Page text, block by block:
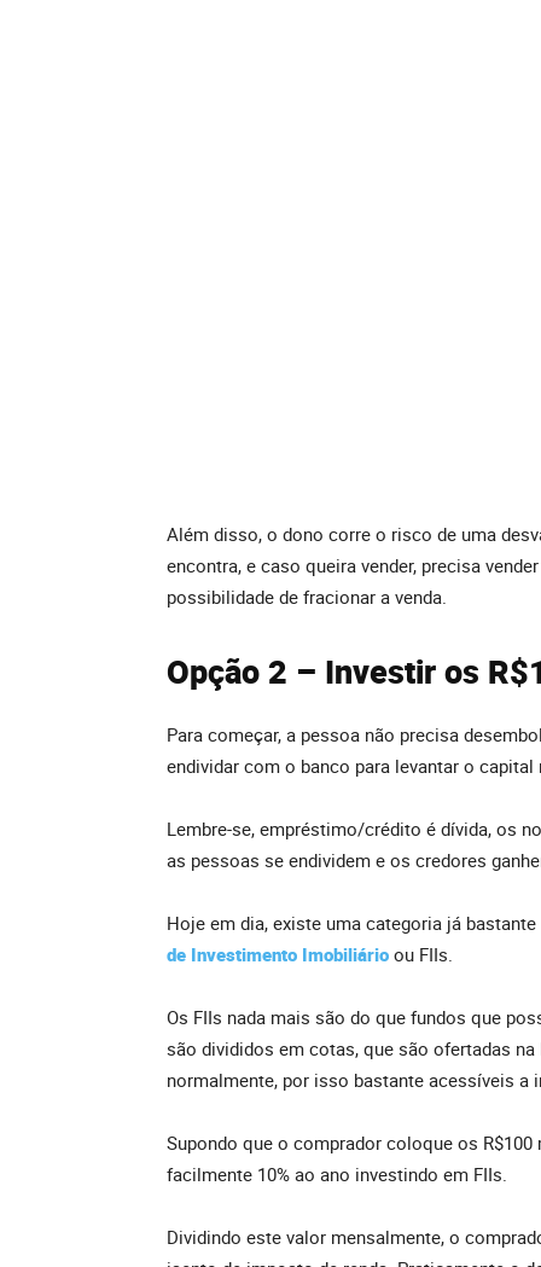
Além disso, o dono corre o risco de uma
encontra, e caso queira vender, precisa
possibilidade de fracionar a venda.
Opção 2 – Investir os
Para começar, a pessoa não precisa
endividar com o banco para levantar o capital
Lembre-se, empréstimo/crédito é dívida, os
as pessoas se endividem e os credores
Hoje em dia, existe uma categoria já
de Investimento Imobiliário ou FIIs.
Os FIIs nada mais são do que fundos que
são divididos em cotas, que são ofertadas
normalmente, por isso bastante acessíveis a
Supondo que o comprador coloque os
facilmente 10% ao ano investindo em FIIs.
Dividindo este valor mensalmente, o